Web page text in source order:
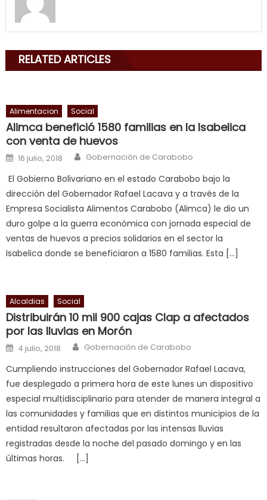
mouth
will
smith
is
cuckold,
nice
milf
in
squirting,
आपक
न
भ
क
च
त
स
लग
आपक
पस
द,
sexy
bbw
RELATED ARTICLES
Alimentacion Social
Alimca benefició 1580 familias en la Isabelica
con venta de huevos
Posted on
16 julio, 2018 Author
Gobernación de Carabobo
El Gobierno Bolivariano en el estado Carabobo bajo la
dirección del Gobernador Rafael Lacava y a través de la
Empresa Socialista Alimentos Carabobo (Alimca) le dio un
duro golpe a la guerra económica con jornada especial de
ventas de huevos a precios solidarios en el sector la
Isabelica donde se beneficiaron a 1580 familias. Esta […]
Alcaldias Social
Distribuirán 10 mil 900 cajas Clap a afectados
por las lluvias en Morón
Posted on
4 julio, 2018 Author
Gobernación de Carabobo
Cumpliendo instrucciones del Gobernador Rafael Lacava,
fue desplegado a primera hora de este lunes un dispositivo
especial multidisciplinario para atender de manera integral a
las comunidades y familias que en distintos municipios de la
entidad resultaron afectadas por las intensas lluvias
registradas desde la noche del pasado domingo y en las
últimas horas. […]